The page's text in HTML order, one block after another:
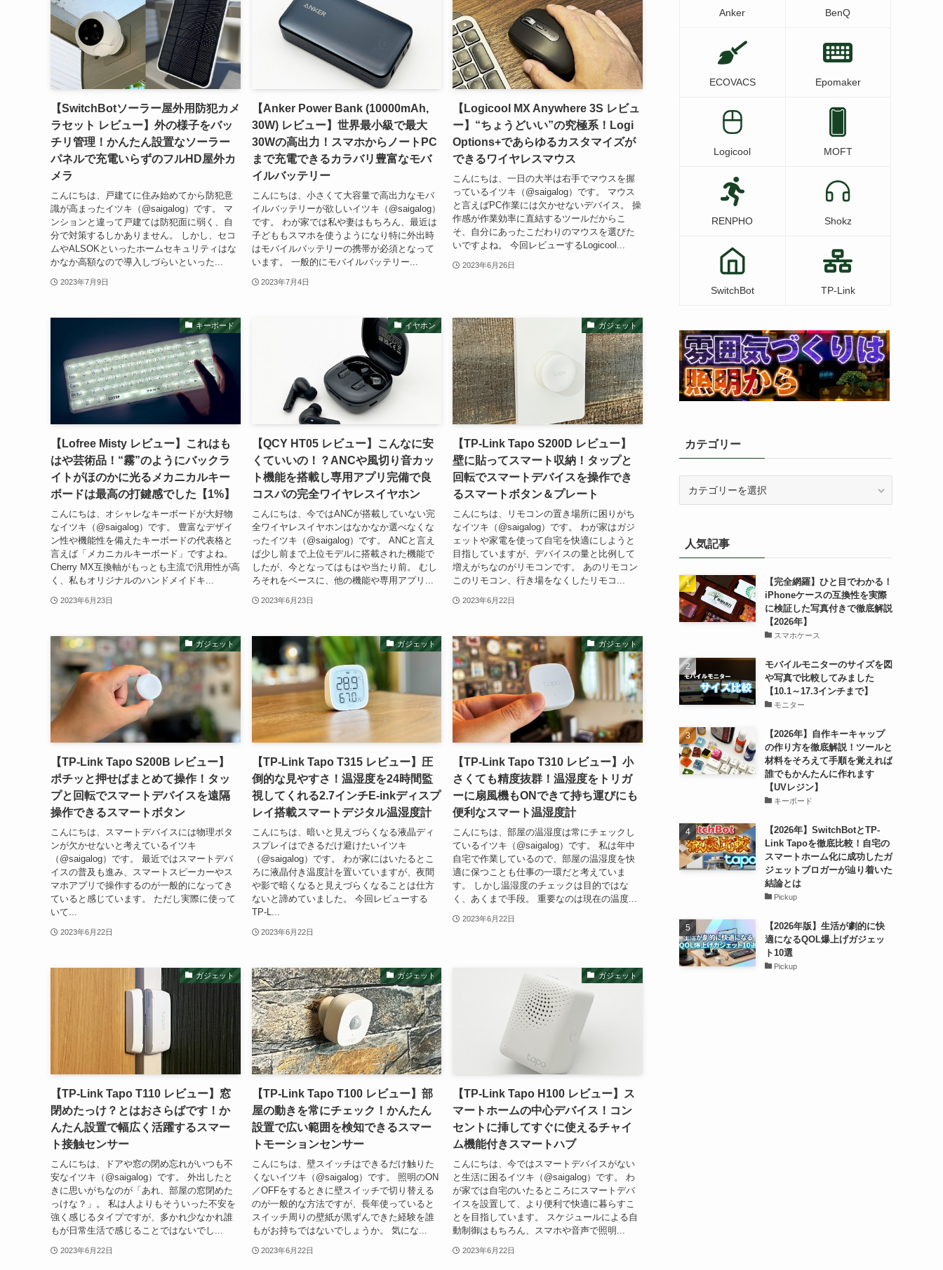
【SwitchBotソーラー屋外用防犯カメ
ラセット レビュー】外の様子をバッ
チリ管理！かんたん設置なソーラー
パネルで充電いらずのフルHD屋外カ
メラ
こんにちは、戸建てに住み始めてから防犯意
識が高まったイツキ（@saigalog）です。 マ
ンションと違って戸建ては防犯面に弱く、自
分で対策するしかありません。 しかし、セコ
ムやALSOKといったホームセキュリティはな
かなか高額なので導入しづらいといった...
2023年7月9日
【Anker Power Bank (10000mAh,
30W) レビュー】世界最小級で最大
30Wの高出力！スマホからノートPC
まで充電できるカラバリ豊富なモバ
イルバッテリー
こんにちは、小さくて大容量で高出力なモバ
イルバッテリーが欲しいイツキ（@saigalog）
です。 わが家では私や妻はもちろん、最近は
子どももスマホを使うようになり特に外出時
はモバイルバッテリーの携帯が必須となって
います。 一般的にモバイルバッテリー...
2023年7月4日
【Logicool MX Anywhere 3S レビュ
ー】“ちょうどいい”の究極系！Logi
Options+であらゆるカスタマイズが
できるワイヤレスマウス
こんにちは、一日の大半は右手でマウスを握
っているイツキ（@saigalog）です。 マウス
と言えばPC作業には欠かせないデバイス。 操
作感が作業効率に直結するツールだからこ
そ、自分にあったこだわりのマウスを選びた
いですよね。 今回レビューするLogicool...
2023年6月26日
キーボード
【Lofree Misty レビュー】これはも
はや芸術品！“霧”のようにバックラ
イトがほのかに光るメカニカルキー
ボードは最高の打鍵感でした【1%】
こんにちは、オシャレなキーボードが大好物
なイツキ（@saigalog）です。 豊富なデザイ
ン性や機能性を備えたキーボードの代表格と
言えば「メカニカルキーボード」ですよね。
Cherry MX互換軸がもっとも主流で汎用性が高
く、私もオリジナルのハンドメイドキ...
2023年6月23日
イヤホン
【QCY HT05 レビュー】こんなに安
くていいの！？ANCや風切り音カッ
ト機能を搭載し専用アプリ完備で良
コスパの完全ワイヤレスイヤホン
こんにちは、今ではANCが搭載していない完
全ワイヤレスイヤホンはなかなか選べなくな
ったイツキ（@saigalog）です。 ANCと言え
ば少し前まで上位モデルに搭載された機能で
したが、今となってはもはや当たり前。 むし
ろそれをベースに、他の機能や専用アプリ...
2023年6月23日
ガジェット
【TP-Link Tapo S200D レビュー】
壁に貼ってスマート収納！タップと
回転でスマートデバイスを操作でき
るスマートボタン＆プレート
こんにちは、リモコンの置き場所に困りがち
なイツキ（@saigalog）です。 わが家はガジ
ェットや家電を使って自宅を快適にしようと
目指していますが、デバイスの量と比例して
増えがちなのがリモコンです。 あのリモコン
このリモコン、行き場をなくしたリモコ...
2023年6月22日
ガジェット
【TP-Link Tapo S200B レビュー】
ポチッと押せばまとめて操作！タッ
プと回転でスマートデバイスを遠隔
操作できるスマートボタン
こんにちは、スマートデバイスには物理ボタ
ンが欠かせないと考えているイツキ
（@saigalog）です。 最近ではスマートデバ
イスの普及も進み、スマートスピーカーやス
マホアプリで操作するのが一般的になってき
ていると感じています。 ただし実際に使って
いて...
2023年6月22日
ガジェット
【TP-Link Tapo T315 レビュー】圧
倒的な見やすさ！温湿度を24時間監
視してくれる2.7インチE-inkディスプ
レイ搭載スマートデジタル温湿度計
こんにちは、暗いと見えづらくなる液晶ディ
スプレイはできるだけ避けたいイツキ
（@saigalog）です。 わが家にはいたるとこ
ろに液晶付き温度計を置いていますが、夜間
や影で暗くなると見えづらくなることは仕方
ないと諦めていました。 今回レビューする
TP-L...
2023年6月22日
ガジェット
【TP-Link Tapo T310 レビュー】小
さくても精度抜群！温湿度をトリガ
ーに扇風機もONできて持ち運びにも
便利なスマート温湿度計
こんにちは、部屋の温湿度は常にチェックし
ているイツキ（@saigalog）です。 私は年中
自宅で作業しているので、部屋の温湿度を快
適に保つことも仕事の一環だと考えていま
す。 しかし温湿度のチェックは目的ではな
く、あくまで手段。 重要なのは現在の温度...
2023年6月22日
ガジェット
【TP-Link Tapo T110 レビュー】窓
閉めたっけ？とはおさらばです！か
んたん設置で幅広く活躍するスマー
ト接触センサー
こんにちは、ドアや窓の閉め忘れがいつも不
安なイツキ（@saigalog）です。 外出したと
きに思いがちなのが「あれ、部屋の窓閉めた
っけな？」。 私は人よりもそういった不安を
強く感じるタイプですが、多かれ少なかれ誰
もが日常生活で感じることではないでし...
2023年6月22日
ガジェット
【TP-Link Tapo T100 レビュー】部
屋の動きを常にチェック！かんたん
設置で広い範囲を検知できるスマー
トモーションセンサー
こんにちは、壁スイッチはできるだけ触りた
くないイツキ（@saigalog）です。 照明のON
／OFFをするときに壁スイッチで切り替える
のが一般的な方法ですが、長年使っていると
スイッチ周りの壁紙が黒ずんできた経験を誰
もがお持ちではないでしょうか。 気にな...
2023年6月22日
ガジェット
【TP-Link Tapo H100 レビュー】ス
マートホームの中心デバイス！コン
セントに挿してすぐに使えるチャイ
ム機能付きスマートハブ
こんにちは、今ではスマートデバイスがない
と生活に困るイツキ（@saigalog）です。 わ
が家では自宅のいたるところにスマートデバ
イスを設置して、より便利で快適に暮らすこ
とを目指しています。 スケジュールによる自
動制御はもちろん、スマホや音声で照明...
2023年6月22日
Anker BenQ
ECOVACS Epomaker
Logicool MOFT
RENPHO Shokz
SwitchBot TP-Link
カテゴリー
ー人気記事
【完全網羅】ひと目でわかる！
iPhoneケースの互換性を実際
に検証した写真付きで徹底解説
【2026年】
スマホケース
モバイルモニターのサイズを図
や写真で比較してみました
【10.1～17.3インチまで】
モニター
【2026年】自作キーキャップ
の作り方を徹底解説！ツールと
材料をそろえて手順を覚えれば
誰でもかんたんに作れます
【UVレジン】
キーボード
【2026年】SwitchBotとTP-
Link Tapoを徹底比較！自宅の
スマートホーム化に成功したガ
ジェットブロガーが辿り着いた
結論とは
Pickup
【2026年版】生活が劇的に快
適になるQOL爆上げガジェッ
ト10選
Pickup